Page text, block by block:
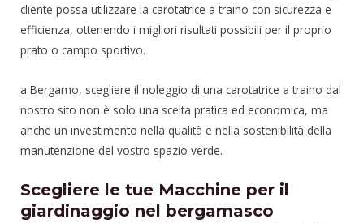
cliente possa utilizzare la carotatrice a traino con sicurezza e
efficienza, ottenendo i migliori risultati possibili per il proprio
prato o campo sportivo.
a Bergamo, scegliere il noleggio di una carotatrice a traino dal
nostro sito non è solo una scelta pratica ed economica, ma
anche un investimento nella qualità e nella sostenibilità della
manutenzione del vostro spazio verde.
Scegliere le tue Macchine per il
giardinaggio nel bergamasco